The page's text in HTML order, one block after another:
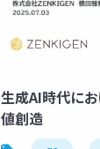
生成AI時代に
値創造